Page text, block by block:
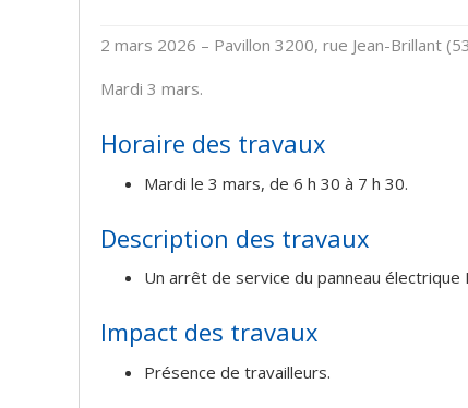
2 mars 2026 – Pavillon 3200, rue Jean-Brillant
Mardi 3 mars.
Horaire des travaux
Mardi le 3 mars, de 6 h 30 à 7 h 30.
Description des travaux
Un arrêt de service du panneau
Impact des travaux
Présence de travailleurs.